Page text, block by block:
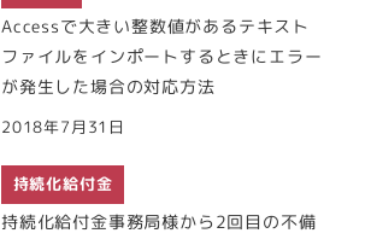
Accessで大きい整数値があるテキスト
ファイルをインポートするときにエラー
が発生した場合の対応方法
2018年7月31日
持続化給付金
持続化給付金事務局様から2回目の不備